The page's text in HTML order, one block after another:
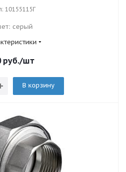
10155115Г
серый
руб./шт
В корзину